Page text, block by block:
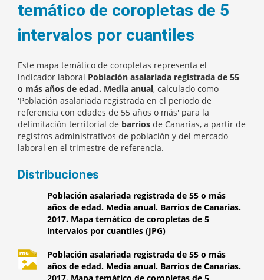
temático de coropletas de 5
intervalos por cuantiles
Este mapa temático de coropletas representa el
indicador laboral Población asalariada registrada de 55
o más años de edad. Media anual, calculado como
'Población asalariada registrada en el periodo de
referencia con edades de 55 años o más' para la
delimitación territorial de barrios de Canarias, a partir de
registros administrativos de población y del mercado
laboral en el trimestre de referencia.
Distribuciones
Población asalariada registrada de 55 o más
años de edad. Media anual. Barrios de Canarias.
2017. Mapa temático de coropletas de 5
intervalos por cuantiles (JPG)
Población asalariada registrada de 55 o más
años de edad. Media anual. Barrios de Canarias.